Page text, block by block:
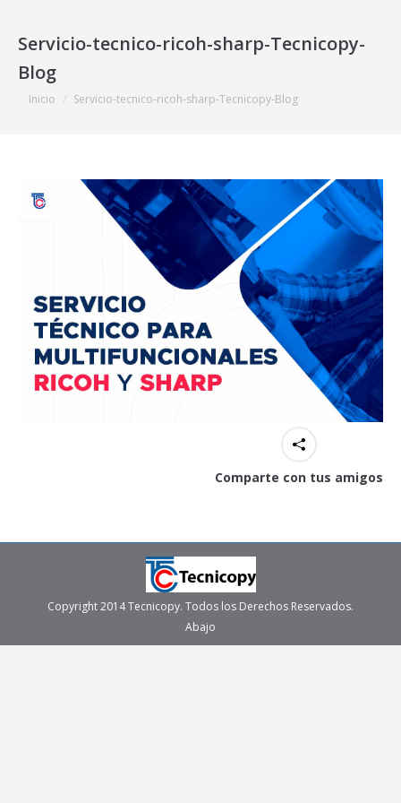
Servicio-tecnico-ricoh-sharp-Tecnicopy-
Blog
Estás aquí:
Inicio Servicio-tecnico-ricoh-sharp-Tecnicopy-Blog
Comparte con tus amigos
Copyright 2014 Tecnicopy. Todos los Derechos Reservados.
Abajo